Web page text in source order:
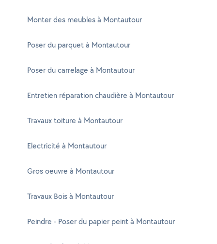
Monter des meubles à Montautour
Poser du parquet à Montautour
Poser du carrelage à Montautour
Entretien réparation chaudière à Montautour
Travaux toiture à Montautour
Electricité à Montautour
Gros oeuvre à Montautour
Travaux Bois à Montautour
Peindre - Poser du papier peint à Montautour